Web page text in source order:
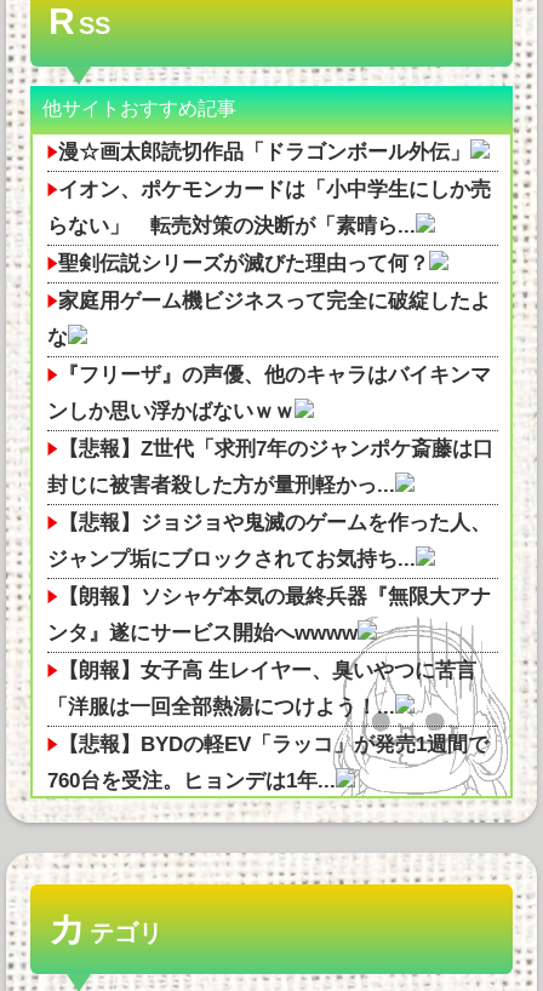
RSS
他サイトおすすめ記事
漫☆画太郎読切作品「ドラゴンボール外伝」
イオン、ポケモンカードは「小中学生にしか売
らない」 転売対策の決断が「素晴ら...
聖剣伝説シリーズが滅びた理由って何？
家庭用ゲーム機ビジネスって完全に破綻したよ
な
『フリーザ』の声優、他のキャラはバイキンマ
ンしか思い浮かばないｗｗ
【悲報】Z世代「求刑7年のジャンポケ斎藤は口
封じに被害者殺した方が量刑軽かっ...
【悲報】ジョジョや鬼滅のゲームを作った人、
ジャンプ垢にブロックされてお気持ち...
【朗報】ソシャゲ本気の最終兵器『無限大アナ
ンタ』遂にサービス開始へwwww
【朗報】女子高 生レイヤー、臭いやつに苦言
「洋服は一回全部熱湯につけよう！...
【悲報】BYDの軽EV「ラッコ」が発売1週間で
760台を受注。ヒョンデは1年...
無職だからAI使って投資で稼ごうと思う他
Meshify3 3XLでドライブベイが縮小されて絶望
してる Define8...
20年前はこの世に「YouTube」なる物が存在し
ていなかった事実他
カテゴリ